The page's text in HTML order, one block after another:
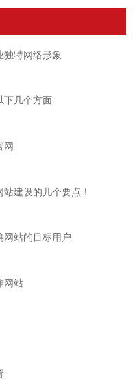
独特网络形象
下几个方面
网
建设的几个要点！
网站的目标用户
网站